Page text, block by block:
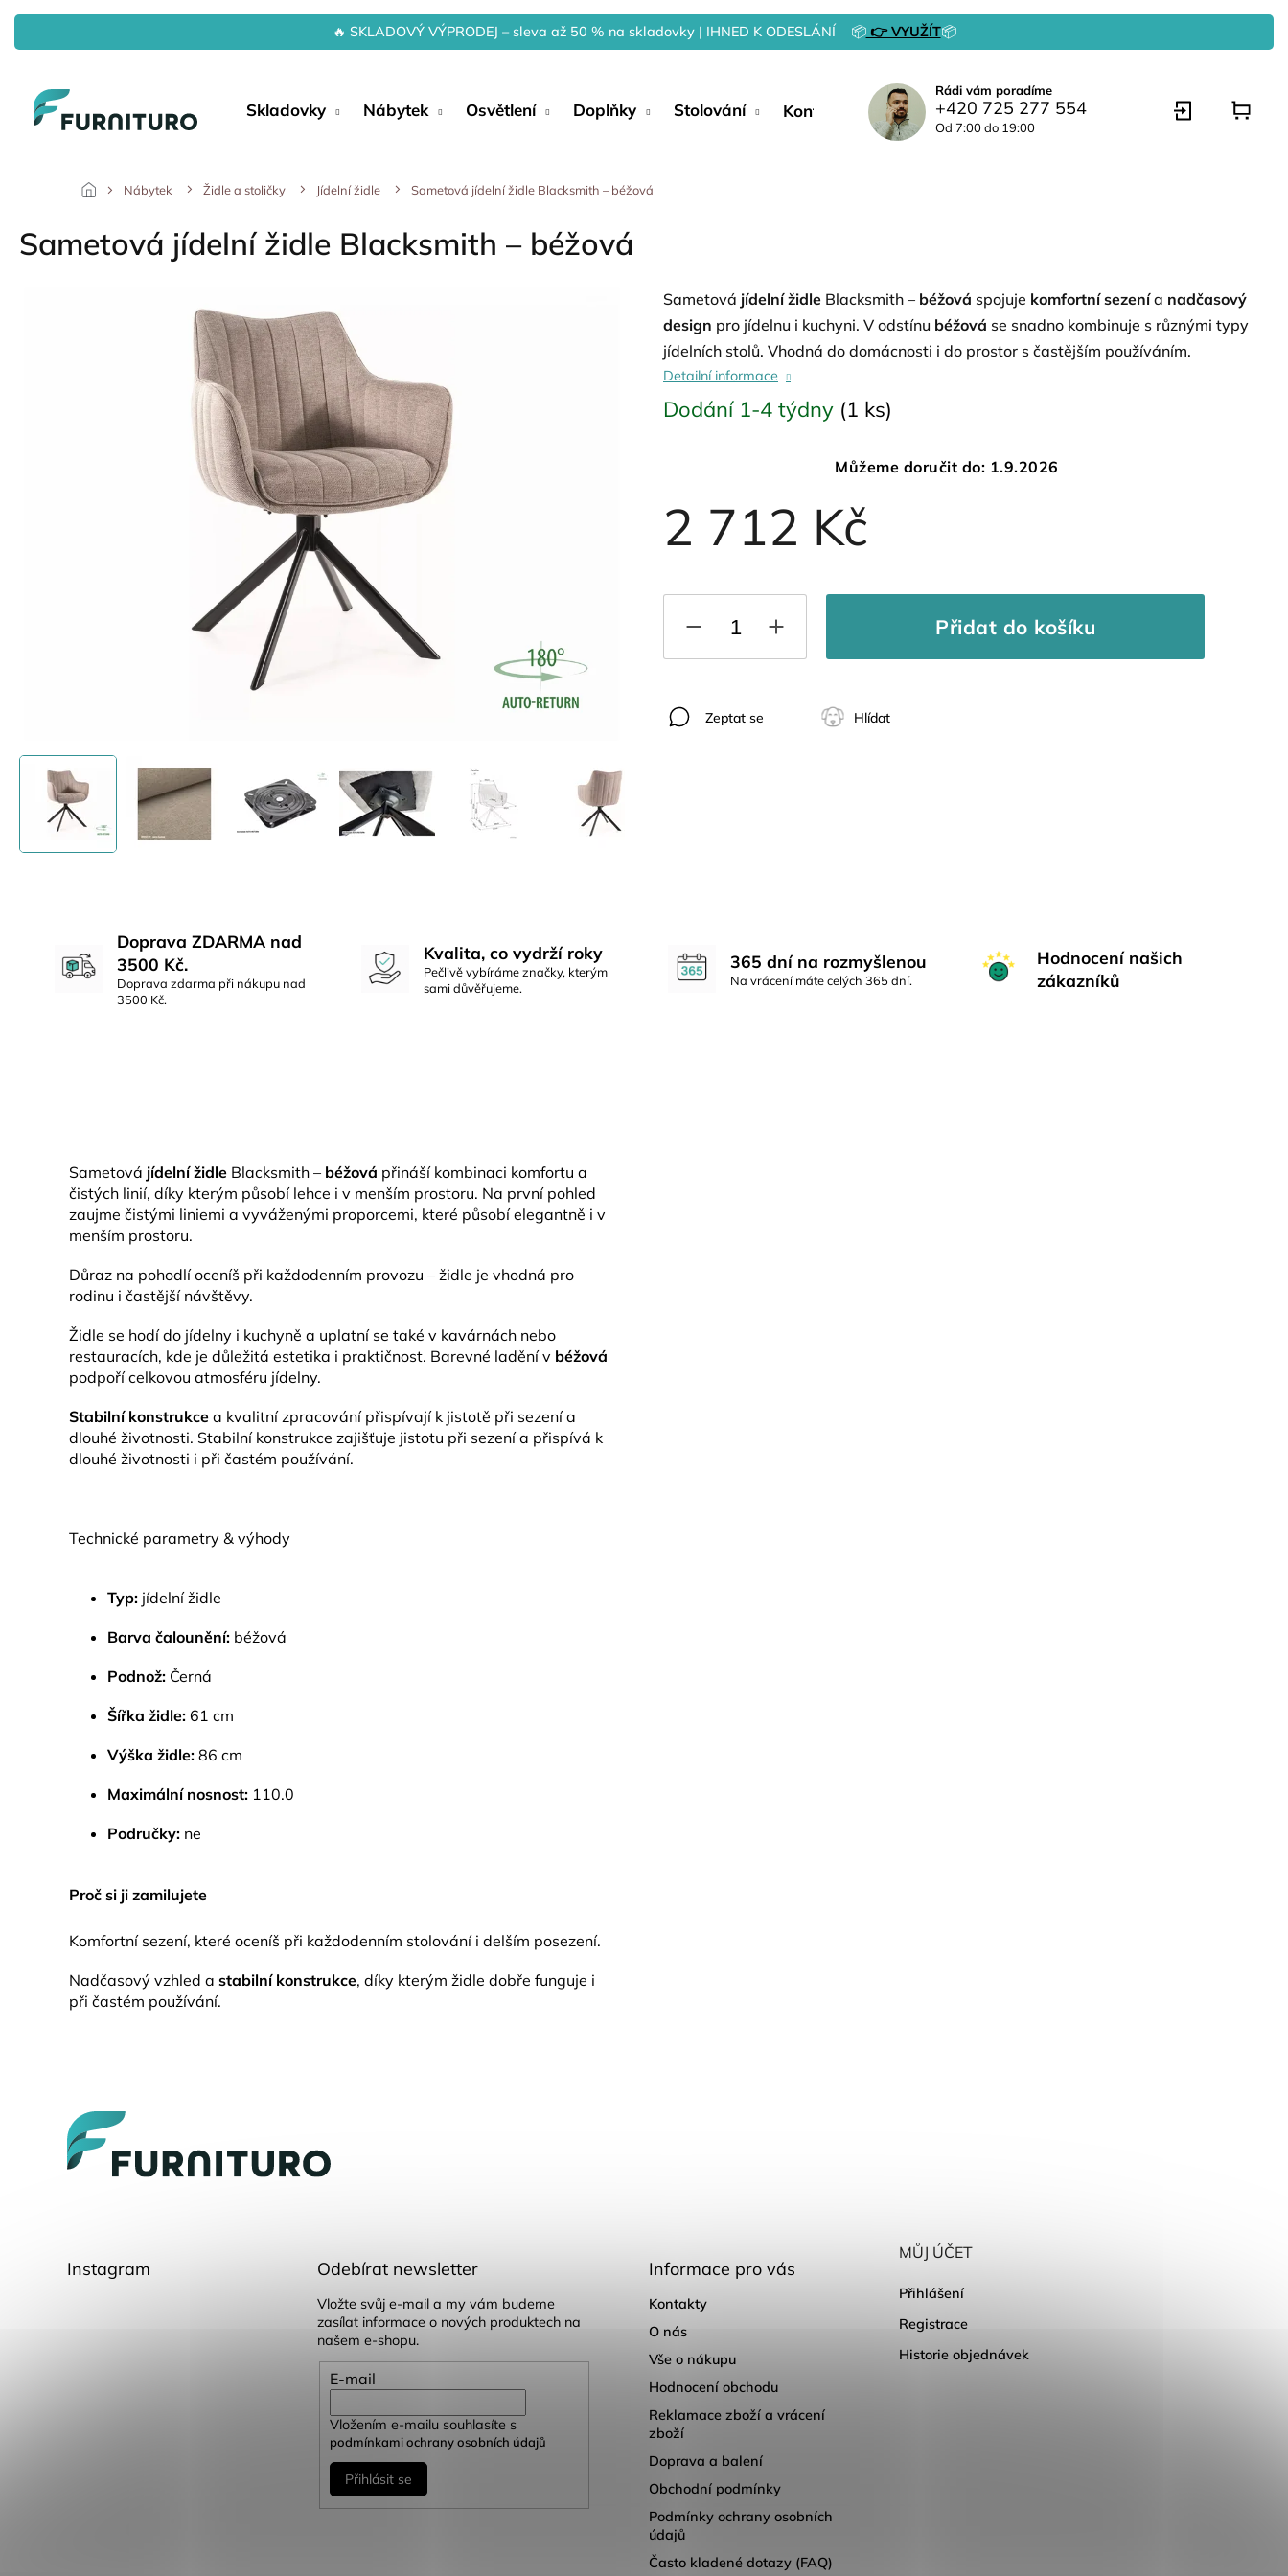
Přejít
obsah
🔥 SKLADOVÝ VÝPRODEJ – sleva až 50 % na skladovky | IHNED K ODESLÁNÍ 📦👉 VYUŽÍT📦
Skladovky Nábytek Osvětlení Doplňky Stolování Kontakty
Rádi vám poradíme
+420 725 277 554
Od 7:00 do 19:00
Nábytek Židle a stoličky Jídelní židle Sametová jídelní židle Blacksmith – béžová
Sametová jídelní židle Blacksmith – béžová
2 712 Kč
Dodání 1-4 týdny (1 ks)
Můžeme doručit do: 1.9.2026
Přidat do košíku
Sametová jídelní židle Blacksmith – béžová spojuje komfortní sezenía nadčasový
design pro jídelnu i kuchyni. V odstínu béžová se snadno kombinuje s různými typy
jídelních stolů. Vhodná do domácnosti i do prostor s častějším používáním.
Detailní informace
Zeptat se Hlídat
Doprava ZDARMA nad
3500 Kč.
Doprava zdarma při nákupu nad
3500 Kč.
Kvalita, co vydrží roky
Pečlivě vybíráme značky, kterým
sami důvěřujeme.
365 dní na rozmyšlenou
Na vrácení máte celých 365 dní.
Hodnocení našich
zákazníků
Sametová jídelní židle Blacksmith – béžová přináší kombinaci komfortu a
čistých linií, díky kterým působí lehce i v menším prostoru. Na první pohled
zaujme čistými liniemi a vyváženými proporcemi, které působí elegantně i v
menším prostoru.
Důraz na pohodlí oceníš při každodenním provozu – židle je vhodná pro
rodinu i častější návštěvy.
Židle se hodí do jídelny i kuchyně a uplatní se také v kavárnách nebo
restauracích, kde je důležitá estetika i praktičnost. Barevné ladění v béžová
podpoří celkovou atmosféru jídelny.
Stabilní konstrukce a kvalitní zpracování přispívají k jistotě při sezení a
dlouhé životnosti. Stabilní konstrukce zajišťuje jistotu při sezení a přispívá k
dlouhé životnosti i při častém používání.
Technické parametry & výhody
Typ: jídelní židle
Barva čalounění: béžová
Podnož: Černá
Šířka židle: 61 cm
Výška židle: 86 cm
Maximální nosnost: 110.0
Područky: ne
Proč si ji zamilujete
Komfortní sezení, které oceníš při každodenním stolování i delším posezení.
Nadčasový vzhled a stabilní konstrukce, díky kterým židle dobře funguje i
při častém používání.
Instagram Odebírat newsletter
Vložte svůj e-mail a my vám budeme
zasílat informace o nových produktech na
našem e-shopu.
E-mail
Vložením e-mailu souhlasíte s
podmínkami ochrany osobních údajů
Přihlásit se
Informace pro vás
Kontakty
O nás
Vše o nákupu
Hodnocení obchodu
Reklamace zboží a vrácení
zboží
Doprava a balení
Obchodní podmínky
Podmínky ochrany osobních
údajů
Často kladené dotazy (FAQ)
MŮJ ÚČET
Přihlášení
Registrace
Historie objednávek